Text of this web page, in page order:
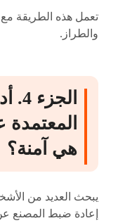
تعمل هذه الطريقة
والطراز.
هي آمنة؟